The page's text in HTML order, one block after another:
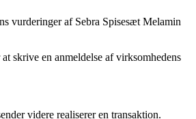
vurderinger af Sebra Spisesæt Melamin
skrive en anmeldelse af virksomhedens
videre realiserer en transaktion.